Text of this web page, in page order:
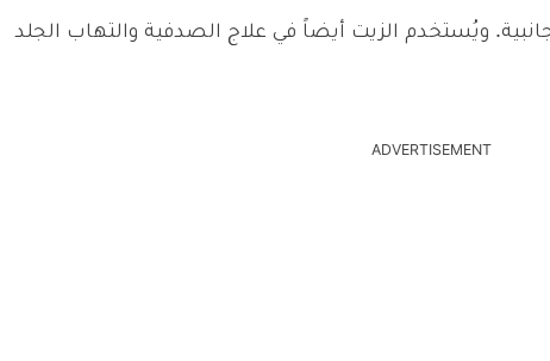
ويُستخدم الزيت أيضاً في علاج الصدفية والتهاب الجلد
ADVERTISEMENT